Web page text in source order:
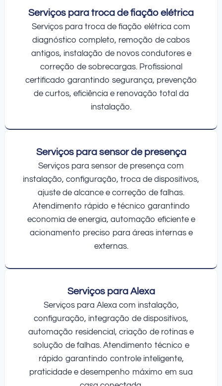
Serviços para troca de fiação elétrica
Serviços para troca de fiação elétrica com
diagnóstico completo, remoção de cabos
antigos, instalação de novos condutores e
correção de sobrecargas. Profissional
certificado garantindo segurança, prevenção
de curtos, eficiência e renovação total da
instalação.
Serviços para sensor de presença
Serviços para sensor de presença com
instalação, configuração, troca de dispositivos,
ajuste de alcance e correção de falhas.
Atendimento rápido e técnico garantindo
economia de energia, automação eficiente e
acionamento preciso para áreas internas e
externas.
Serviços para Alexa
Serviços para Alexa com instalação,
configuração, integração de dispositivos,
automação residencial, criação de rotinas e
solução de falhas. Atendimento técnico e
rápido garantindo controle inteligente,
praticidade e desempenho máximo em sua